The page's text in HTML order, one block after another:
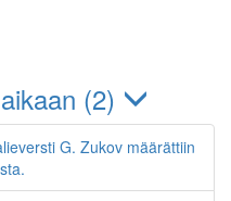
(2)
G. Zukov määrättiin